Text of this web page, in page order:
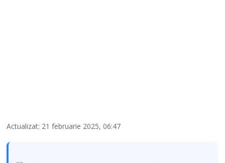
Actualizat: 21 februarie 2025, 06:47